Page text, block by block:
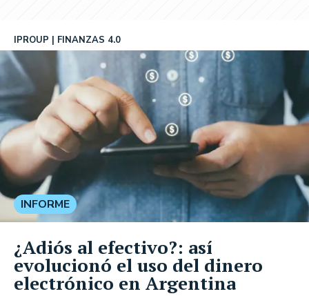
IPROUP FINANZAS 4.0
INFORME
¿Adiós al efectivo?: así
evolucionó el uso del dinero
electrónico en Argentina